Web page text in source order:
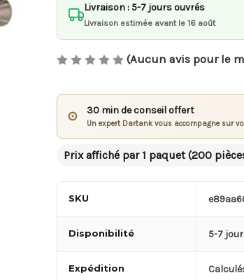
Livraison : 5-7 jours ouvrés
Livraison estimée avant le 16 août
(Aucun avis pour le
⊙ 30 min de conseil offert
Un expert Dartank vous accompagne sur
Prix affiché par 1 paquet (200
SKU
Disponibilité 5-7
Expédition